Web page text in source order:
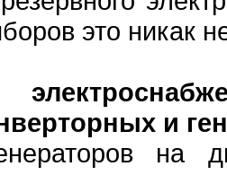
это никак
и
на